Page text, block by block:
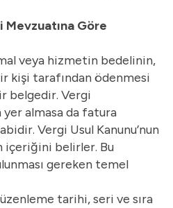
Göre
veya hizmetin bedelinin,
kişi tarafından ödenmesi
belgedir. Vergi
yer almasa da fatura
Vergi Usul Kanunu’nun
içeriğini belirler. Bu
gereken temel
tarihi, seri ve sıra